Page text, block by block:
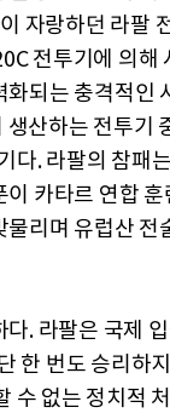
자랑하던 라팔
전투기에 의해
화되는 충격적인
산하는 전투기
다. 라팔의 참패
카타르 연합 훈
리며 유럽산 전
. 라팔은 국제
한 번도 승리하
수 없는 정치적